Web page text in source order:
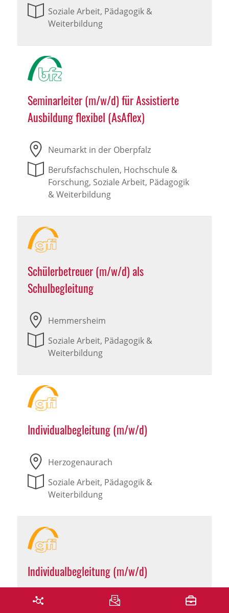
Soziale Arbeit, Pädagogik &
Weiterbildung
Seminarleiter (m/w/d) für Assistierte
Ausbildung flexibel (AsAflex)
Neumarkt in der Oberpfalz
Berufsfachschulen, Hochschule &
Forschung, Soziale Arbeit, Pädagogik
& Weiterbildung
Schülerbetreuer (m/w/d) als
Schulbegleitung
Hemmersheim
Soziale Arbeit, Pädagogik &
Weiterbildung
Individualbegleitung (m/w/d)
Herzogenaurach
Soziale Arbeit, Pädagogik &
Weiterbildung
Individualbegleitung (m/w/d)